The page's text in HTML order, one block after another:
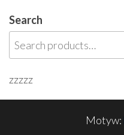
Search
zzzzz
Motyw: